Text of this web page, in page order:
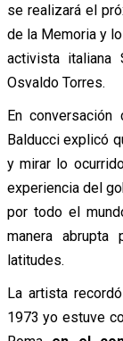
se realizará el
de la Memoria y
activista italiana
Osvaldo Torres.
En
Balducci explicó
y mirar lo
experiencia del
por todo el
manera
latitudes.
La artista
1973 yo estuve